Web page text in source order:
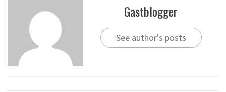
Gastblogger
See author's posts